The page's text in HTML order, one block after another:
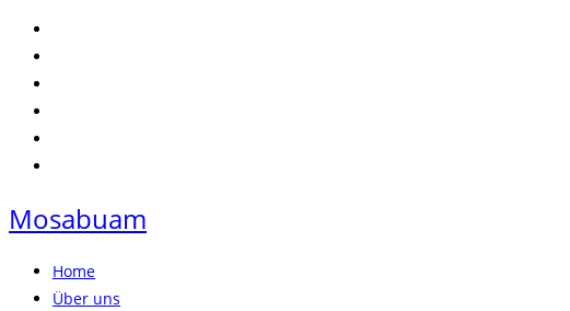
Zum
Inhalt
springen
Mosabuam
Home
Über uns